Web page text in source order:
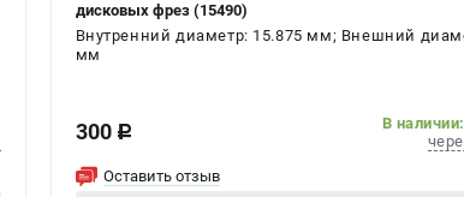
дисковых фрез (15490)
Внутренний диаметр: 15.875 мм; Внешний
мм
300 c
В
Оставить отзыв